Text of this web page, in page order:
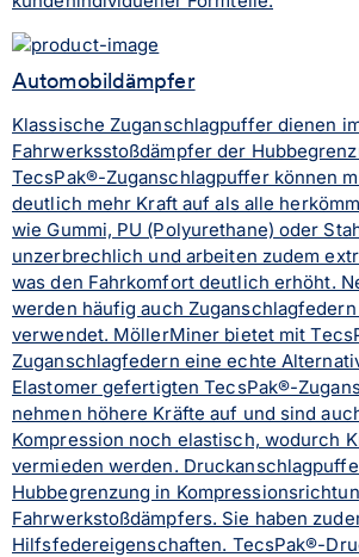
Automobildämpfer
Klassische Zuganschlagpuffer dienen
Fahrwerksstoßdämpfer der
TecsPak®-Zuganschlagpuffer können
deutlich mehr Kraft auf als alle
wie Gummi, PU (Polyurethane) oder
unzerbrechlich und arbeiten zudem
was den Fahrkomfort deutlich erhöht.
werden häufig auch Zuganschlagfedern
verwendet. MöllerMiner bietet mit
Zuganschlagfedern eine echte
Elastomer gefertigten TecsPak®-
nehmen höhere Kräfte auf und sind
Kompression noch elastisch, wodurch
vermieden werden.
Hubbegrenzung in
Fahrwerkstoßdämpfers. Sie haben
Hilfsfedereigenschaften. TecsPak®-